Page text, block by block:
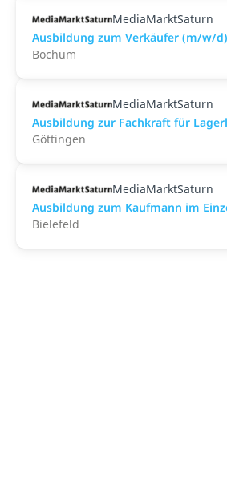
MediaMarktSaturn
Ausbildung zum Verkäufer (m/w/d)
Bochum
MediaMarktSaturn
Ausbildung zur Fachkraft für
Göttingen
MediaMarktSaturn
Ausbildung zum Kaufmann im
Bielefeld